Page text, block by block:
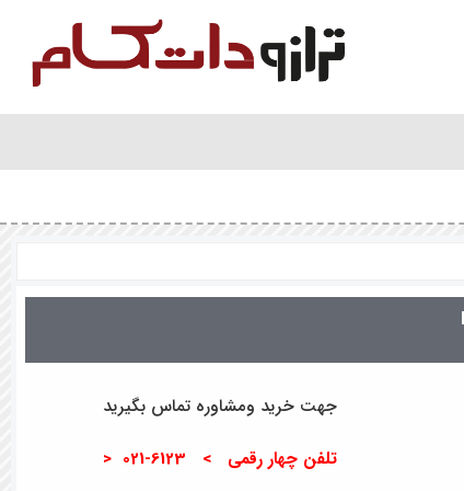
جهت خرید ومشاوره تماس بگیرید
تلفن چهار رقمی > 6123-021 <